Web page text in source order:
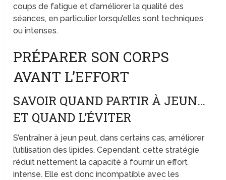
coups de fatigue et d’améliorer la qualité des
séances, en particulier lorsqu’elles sont techniques
ou intenses.
PRÉPARER SON CORPS
AVANT L’EFFORT
SAVOIR QUAND PARTIR À JEUN…
ET QUAND L’ÉVITER
S’entraîner à jeun peut, dans certains cas, améliorer
l’utilisation des lipides. Cependant, cette stratégie
réduit nettement la capacité à fournir un effort
intense. Elle est donc incompatible avec les